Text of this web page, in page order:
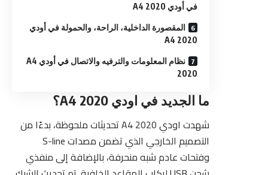
في أودي A4 2020
المقصورة الداخلية، الراحة، والحمولة في أودي
A4 2020
نظام المعلومات والترفيه والاتصال في أودي A4
2020
ما الجديد في اودي A4 2020؟
شهدت اودي A4 2020 تحديثات ملحوظة، بدءًا من
التصميم الخارجي الذي تضمن مصدات S-line
وفتحات عادم شبه منحرفة، بالإضافة إلى منفذي